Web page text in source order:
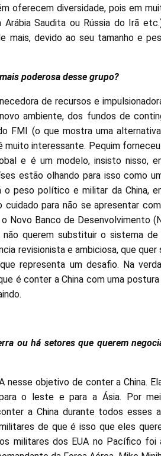
oferecem diversidade, pois em
Saudita ou Rússia do Irã
mais, devido ao seu tamanho e
poderosa desse grupo?
de recursos e
ambiente, dos fundos de
FMI (o que mostra uma
interessante. Pequim
e é um modelo, insisto nisso,
estão olhando para isso como
peso político e militar da China,
para não se apresentar
Novo Banco de Desenvolvimento
querem substituir o sistema de
revisionista e ambiciosa, que quer
representa um desafio. Na
é conter a China com uma
ou há setores que querem
nesse objetivo de conter a China.
o leste e para a Ásia. Por
a China durante todos esses
de que é isso que eles
militares dos EUA no Pacífico foi